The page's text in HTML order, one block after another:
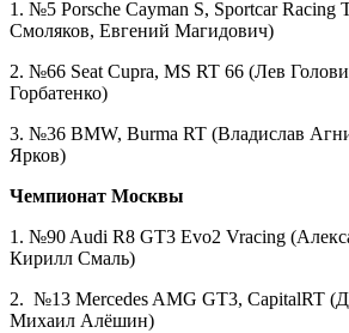
1. №5 Porsche Cayman S, Sportcar Racing
Смоляков, Евгений Магидович)
2. №66 Seat Cupra, MS RT 66 (Лев
Горбатенко)
3. №36 BMW, Burma RT (Владислав
Ярков)
Чемпионат Москвы
1. №90 Audi R8 GT3 Evo2 Vracing
Кирилл Смаль)
2. №13 Mercedes AMG GT3, CapitalRT
Михаил Алёшин)